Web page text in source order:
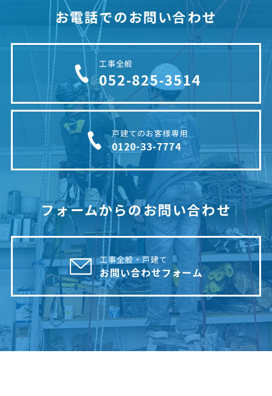
お電話でのお問い合わせ
工事全般
052-825-3514
戸建てのお客様専用
0120-33-7774
フォームからのお問い合わせ
工事全般・戸建て
お問い合わせフォーム